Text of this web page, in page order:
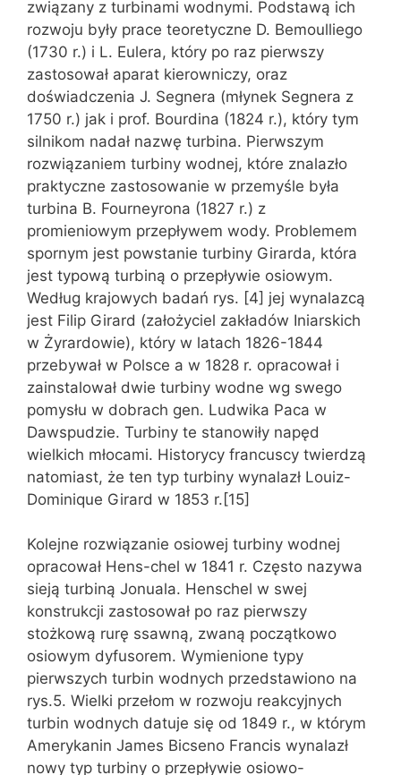
związany z turbinami wodnymi. Podstawą ich
rozwoju były prace teoretyczne D. Bemoulliego
(1730 r.) i L. Eulera, który po raz pierwszy
zastosował aparat kierowniczy, oraz
doświadczenia J. Segnera (młynek Segnera z
1750 r.) jak i prof. Bourdina (1824 r.), który tym
silnikom nadał nazwę turbina. Pierwszym
rozwiązaniem turbiny wodnej, które znalazło
praktyczne zastosowanie w przemyśle była
turbina B. Fourneyrona (1827 r.) z
promieniowym przepływem wody. Problemem
spornym jest powstanie turbiny Girarda, która
jest typową turbiną o przepływie osiowym.
Według krajowych badań rys. [4] jej wynalazcą
jest Filip Girard (założyciel zakładów Iniarskich
w Żyrardowie), który w latach 1826-1844
przebywał w Polsce a w 1828 r. opracował i
zainstalował dwie turbiny wodne wg swego
pomysłu w dobrach gen. Ludwika Paca w
Dawspudzie. Turbiny te stanowiły napęd
wielkich młocami. Historycy francuscy twierdzą
natomiast, że ten typ turbiny wynalazł Louiz-
Dominique Girard w 1853 r.[15]
Kolejne rozwiązanie osiowej turbiny wodnej
opracował Hens-chel w 1841 r. Często nazywa
sieją turbiną Jonuala. Henschel w swej
konstrukcji zastosował po raz pierwszy
stożkową rurę ssawną, zwaną początkowo
osiowym dyfusorem. Wymienione typy
pierwszych turbin wodnych przedstawiono na
rys.5. Wielki przełom w rozwoju reakcyjnych
turbin wodnych datuje się od 1849 r., w którym
Amerykanin James Bicseno Francis wynalazł
nowy typ turbiny o przepływie osiowo-